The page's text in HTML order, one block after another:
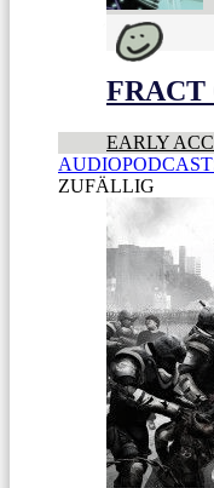
FRACT
EARLY
ZUFÄLLIG